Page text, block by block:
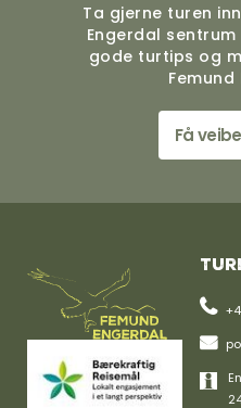
Ta gjerne turen
Engerdal
gode turtips og
Femund
Få